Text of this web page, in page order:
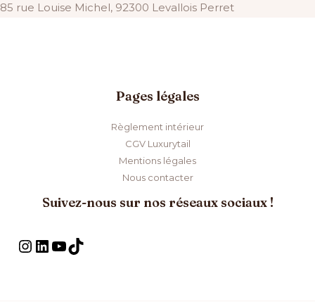
85 rue Louise Michel, 92300 Levallois Perret
Pages légales
Règlement intérieur
CGV Luxurytail
Mentions légales
Nous contacter
Suivez-nous sur nos réseaux sociaux !
Instagram
LinkedInYouTube